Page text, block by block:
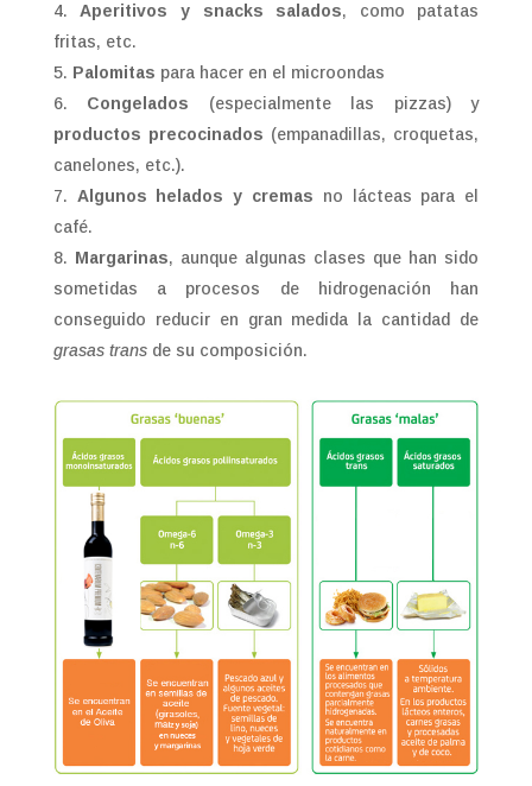
Aperitivos y snacks salados, como patatas
fritas, etc.
Palomitas para hacer en el microondas
Congelados (especialmente las pizzas) y
productos precocinados (empanadillas, croquetas,
canelones, etc.).
Algunos helados y cremas no lácteas para el
café.
Margarinas, aunque algunas clases que han sido
sometidas a procesos de hidrogenación han
conseguido reducir en gran medida la cantidad de
grasas transde su composición.